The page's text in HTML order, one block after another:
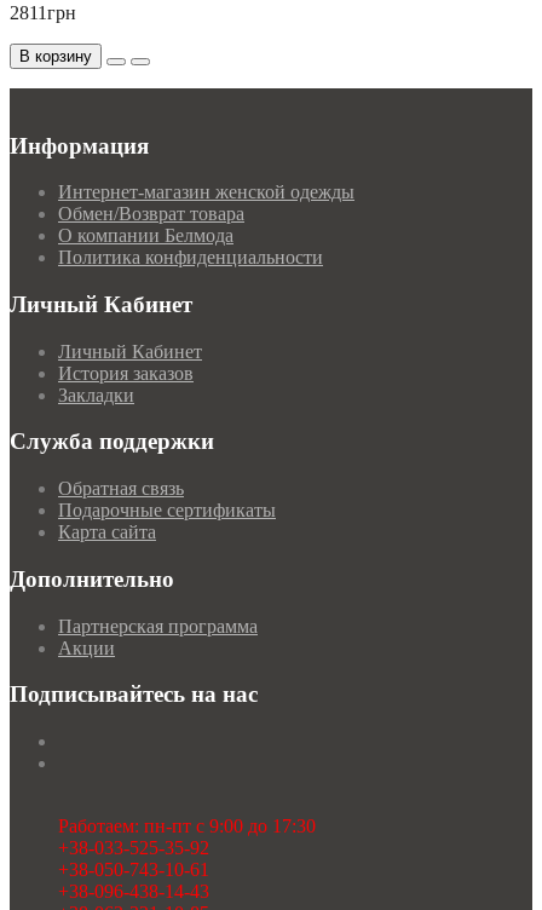
2811грн
В корзину
Информация
Интернет-магазин женской одежды
Обмен/Возврат товара
О компании Белмода
Политика конфиденциальности
Личный Кабинет
Личный Кабинет
История заказов
Закладки
Служба поддержки
Обратная связь
Подарочные сертификаты
Карта сайта
Дополнительно
Партнерская программа
Акции
Подписывайтесь на нас
Работаем: пн-пт с 9:00 до 17:30
+38-033-525-35-92
+38-050-743-10-61
+38-096-438-14-43